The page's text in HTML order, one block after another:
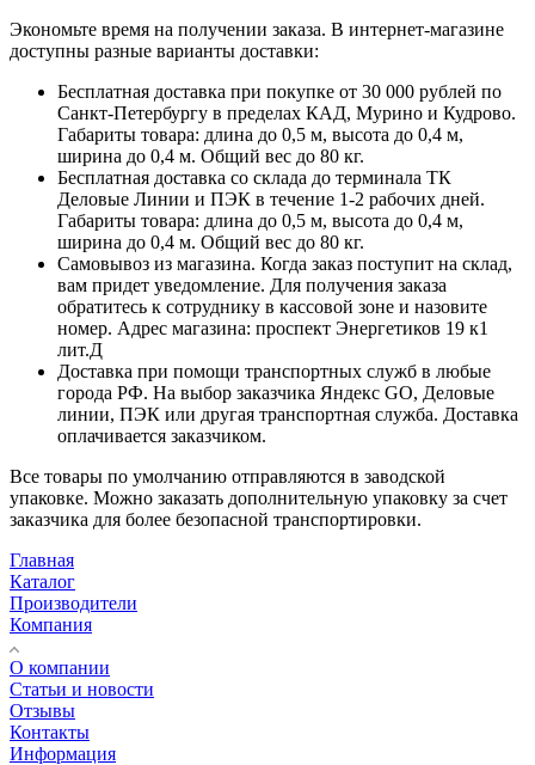
Экономьте время на получении заказа. В интернет-магазине
доступны разные варианты доставки:
Бесплатная доставка при покупке от 30 000 рублей по
Санкт-Петербургу в пределах КАД, Мурино и Кудрово.
Габариты товара: длина до 0,5 м, высота до 0,4 м,
ширина до 0,4 м. Общий вес до 80 кг.
Бесплатная доставка со склада до терминала ТК
Деловые Линии и ПЭК в течение 1-2 рабочих дней.
Габариты товара: длина до 0,5 м, высота до 0,4 м,
ширина до 0,4 м. Общий вес до 80 кг.
Самовывоз из магазина. Когда заказ поступит на склад,
вам придет уведомление. Для получения заказа
обратитесь к сотруднику в кассовой зоне и назовите
номер. Адрес магазина: проспект Энергетиков 19 к1
лит.Д
Доставка при помощи транспортных служб в любые
города РФ. На выбор заказчика Яндекс GO, Деловые
линии, ПЭК или другая транспортная служба. Доставка
оплачивается заказчиком.
Все товары по умолчанию отправляются в заводской
упаковке. Можно заказать дополнительную упаковку за счет
заказчика для более безопасной транспортировки.
Главная
Каталог
Производители
Компания
О компании
Статьи и новости
Отзывы
Контакты
Информация